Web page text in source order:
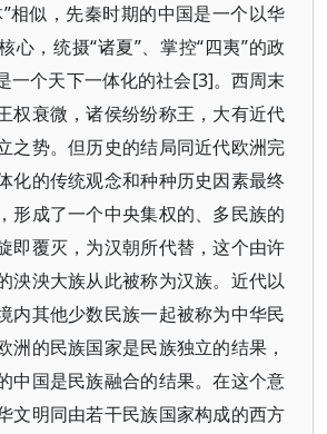
相似，先秦时期的中国是一个以华
心，统摄“诸夏”、掌控“四夷”的政
一个天下一体化的社会[3]。西周末
权衰微，诸侯纷纷称王，大有近代
之势。但历史的结局同近代欧洲完
化的传统观念和种种历史因素最终
形成了一个中央集权的、多民族的
即覆灭，为汉朝所代替，这个由许
泱泱大族从此被称为汉族。近代以
内其他少数民族一起被称为中华民
洲的民族国家是民族独立的结果，
中国是民族融合的结果。在这个意
文明同由若干民族国家构成的西方